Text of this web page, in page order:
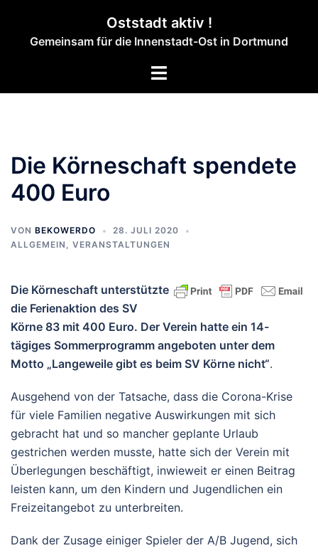
springen
Oststadt aktiv !
Gemeinsam für die Innenstadt-Ost in Dortmund
Menü
Die Körneschaft spendete
400 Euro
VON BEKOWERDO
28. JULI 2020
ALLGEMEIN , VERANSTALTUNGEN
Die Körneschaft unterstützte
die Ferienaktion des SV
Körne 83 mit 400 Euro. Der Verein hatte ein 14-
tägiges Sommerprogramm angeboten unter dem
Motto „Langeweile gibt es beim SV Körne nicht“.
Ausgehend von der Tatsache, dass die Corona-Krise
für viele Familien negative Auswirkungen mit sich
gebracht hat und so mancher geplante Urlaub
gestrichen werden musste, hatte sich der Verein mit
Überlegungen beschäftigt, inwieweit er einen Beitrag
leisten kann, um den Kindern und Jugendlichen ein
Freizeitangebot zu unterbreiten.
Dank der Zusage einiger Spieler der A/B Jugend, sich